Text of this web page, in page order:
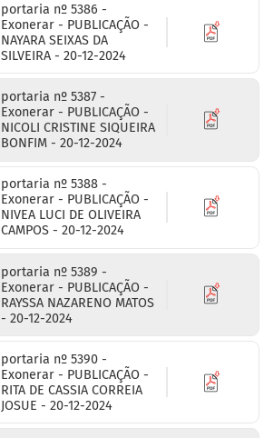
portaria nº 5386 -
Exonerar - PUBLICAÇÃO -
NAYARA SEIXAS DA
SILVEIRA - 20-12-2024
portaria nº 5387 -
Exonerar - PUBLICAÇÃO -
NICOLI CRISTINE SIQUEIRA
BONFIM - 20-12-2024
portaria nº 5388 -
Exonerar - PUBLICAÇÃO -
NIVEA LUCI DE OLIVEIRA
CAMPOS - 20-12-2024
portaria nº 5389 -
Exonerar - PUBLICAÇÃO -
RAYSSA NAZARENO MATOS
- 20-12-2024
portaria nº 5390 -
Exonerar - PUBLICAÇÃO -
RITA DE CASSIA CORREIA
JOSUE - 20-12-2024